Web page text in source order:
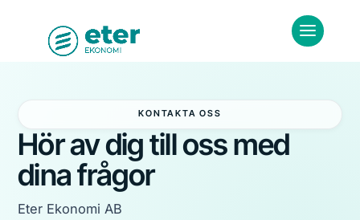
KONTAKTA OSS
Hör av dig till oss med
dina frågor
Eter Ekonomi AB